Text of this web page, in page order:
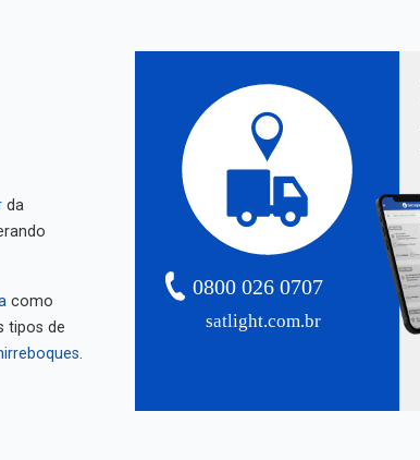
da
como
tipos de
satlight.com.br
0800 026 0707